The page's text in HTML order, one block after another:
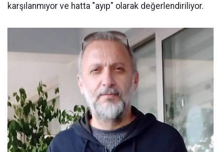
karşılanmıyor ve hatta "ayıp" olarak değerlendiriliyor.